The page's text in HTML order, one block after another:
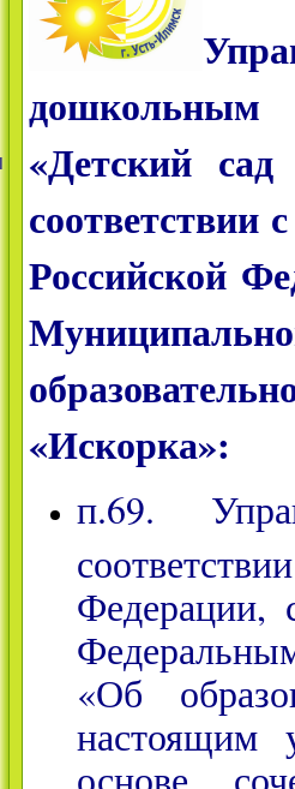
«Детский
Российской
«Искорка»:
п.69.
Федерации,
«Об
настоящим
основе